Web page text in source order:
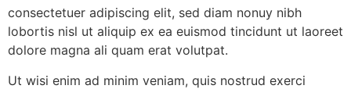
consectetuer adipiscing elit, sed diam nonuy nibh
lobortis nisl ut aliquip ex ea euismod tincidunt ut laoreet
dolore magna ali quam erat volutpat.
Ut wisi enim ad minim veniam, quis nostrud exerci